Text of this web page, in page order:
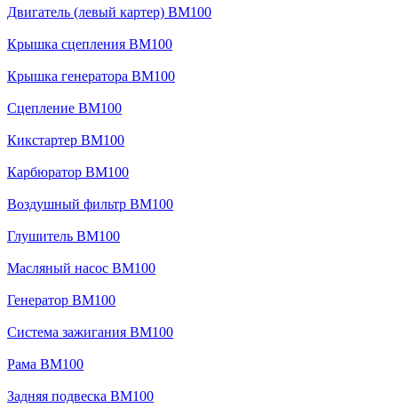
Двигатель (левый картер) BM100
Крышка сцепления BM100
Крышка генератора BM100
Сцепление BM100
Кикстартер BM100
Карбюратор BM100
Воздушный фильтр BM100
Глушитель BM100
Масляный насос BM100
Генератор BM100
Система зажигания BM100
Рама BM100
Задняя подвеска BM100